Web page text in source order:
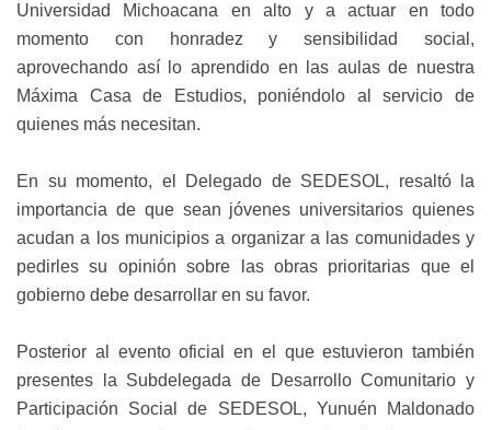
Universidad Michoacana en alto y a actuar en todo
momento con honradez y sensibilidad social,
aprovechando así lo aprendido en las aulas de nuestra
Máxima Casa de Estudios, poniéndolo al servicio de
quienes más necesitan.
En su momento, el Delegado de SEDESOL, resaltó la
importancia de que sean jóvenes universitarios quienes
acudan a los municipios a organizar a las comunidades y
pedirles su opinión sobre las obras prioritarias que el
gobierno debe desarrollar en su favor.
Posterior al evento oficial en el que estuvieron también
presentes la Subdelegada de Desarrollo Comunitario y
Participación Social de SEDESOL, Yunuén Maldonado